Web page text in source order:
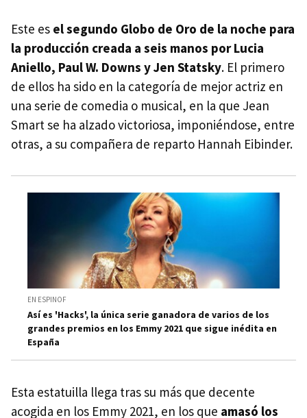
Este es el segundo Globo de Oro de la noche para
la producción creada a seis manos por Lucia
Aniello, Paul W. Downs y Jen Statsky. El primero
de ellos ha sido en la categoría de mejor actriz en
una serie de comedia o musical, en la que Jean
Smart se ha alzado victoriosa, imponiéndose, entre
otras, a su compañera de reparto Hannah Eibinder.
EN ESPINOF
Así es 'Hacks', la única serie ganadora de varios de los
grandes premios en los Emmy 2021 que sigue inédita en
España
Esta estatuilla llega tras su más que decente
acogida en los Emmy 2021, en los que amasó los